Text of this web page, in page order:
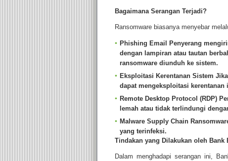
Bagaimana Serangan Terjadi?
Ransomware biasanya menyebar
Phishing Email
Penyerang
dengan lampiran atau tautan
ransomware diunduh ke sistem.
Eksploitasi Kerentanan Sistem
dapat mengeksploitasi
Remote Desktop Protocol (RDP)
lemah atau tidak terlindungi
Malware Supply Chain
yang terinfeksi.
Tindakan yang Dilakukan oleh Bank
Dalam menghadapi serangan ini,